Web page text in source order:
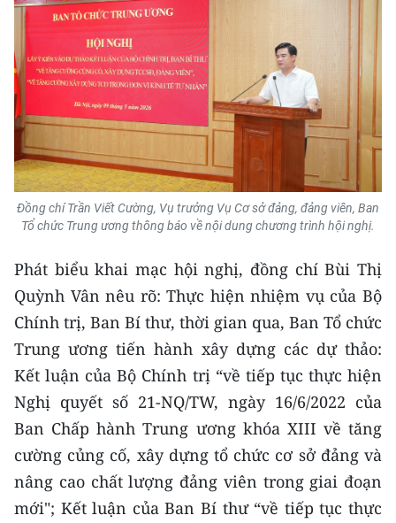
Media Kinh tế
Media Văn hóa
Media Xã hội
Media Pháp luật
Media Du lịch
Media Thế giới
Media Thể thao
Media Giáo dục
Media Y tế
Media Khoa học - Công nghệ
Media Môi trường
Ảnh
Infographic
Đồng chí Trần Viết Cường, Vụ trưởng Vụ Cơ sở đảng, đảng viên, Ban
Tổ chức Trung ương thông báo về nội dung chương trình hội nghị.
Phát biểu khai mạc hội nghị, đồng chí Bùi Thị
Quỳnh Vân nêu rõ: Thực hiện nhiệm vụ của Bộ
Chính trị, Ban Bí thư, thời gian qua, Ban Tổ chức
Trung ương tiến hành xây dựng các dự thảo:
Kết luận của Bộ Chính trị “về tiếp tục thực hiện
Nghị quyết số 21-NQ/TW, ngày 16/6/2022 của
Ban Chấp hành Trung ương khóa XIII về tăng
cường củng cố, xây dựng tổ chức cơ sở đảng và
nâng cao chất lượng đảng viên trong giai đoạn
mới"; Kết luận của Ban Bí thư “về tiếp tục thực